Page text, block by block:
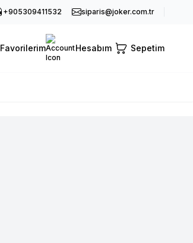
+905309411532 siparis@joker.com.tr
Favorilerim Hesabım Sepetim